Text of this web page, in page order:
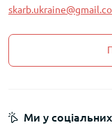
Ми у